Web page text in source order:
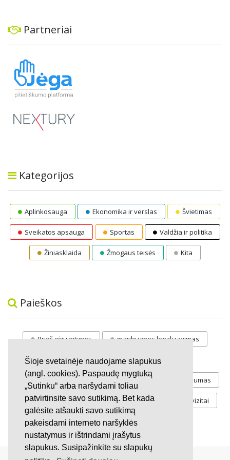
Šioje svetainėje naudojame slapukus
(angl. cookies). Paspaudę mygtuką
„Sutinku“ arba naršydami toliau
patvirtinsite savo sutikimą. Bet kada
galėsite atšaukti savo sutikimą
pakeisdami interneto naršyklės
nustatymus ir ištrindami įrašytus
slapukus. Susipažinkite su slapukų
Partneriai
Kategorijos
Aplinkosauga Ekonomika ir verslas Švietimas
Sveikatos apsauga Sportas Valdžia ir politika
Žiniasklaida Žmogaus teisės Kita
Paieškos
Prieš gėju eitynes marihuanos legalizavimas
STOP vaiku atemimas
Pilnos moksleivių vasaros atostogos referendumas
Keliu jaunystės Valandos Rekvizitai
Investicijos